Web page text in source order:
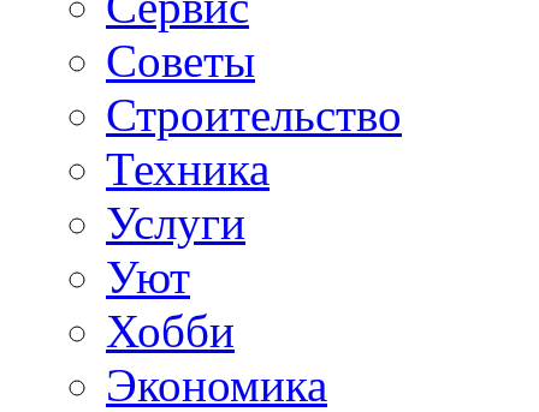
Советы
Строительство
Техника
Услуги
Уют
Хобби
Экономика